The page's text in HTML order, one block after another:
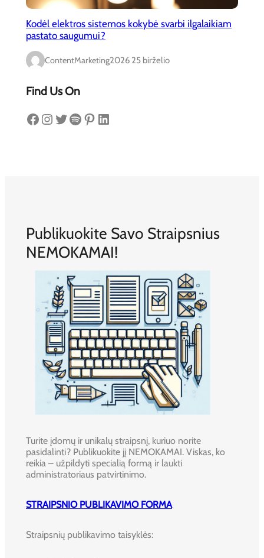
Kodėl elektros sistemos kokybė svarbi ilgalaikiam
pastato saugumui?
ContentMarketing2026 25 birželio
Find Us On
Facebook Instagram Twitter Spotify Pinterest LinkedIn
Publikuokite Savo Straipsnius
NEMOKAMAI!
Turite įdomų ir unikalų straipsnį, kuriuo norite
pasidalinti? Publikuokite jį NEMOKAMAI. Viskas, ko
reikia – užpildyti specialią formą ir laukti
administratoriaus patvirtinimo.
STRAIPSNIO PUBLIKAVIMO FORMA
Straipsnių publikavimo taisyklės: